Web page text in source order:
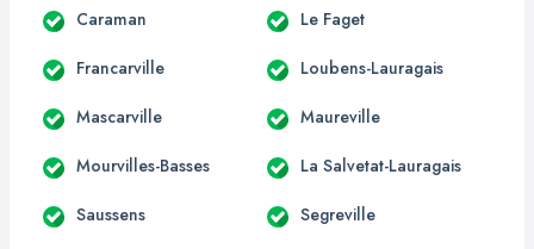
Caraman Le Faget
Francarville Loubens-Lauragais
Mascarville Maureville
Mourvilles-Basses La Salvetat-Lauragais
Saussens Segreville